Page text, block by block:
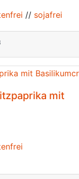
// sojafrei
mit